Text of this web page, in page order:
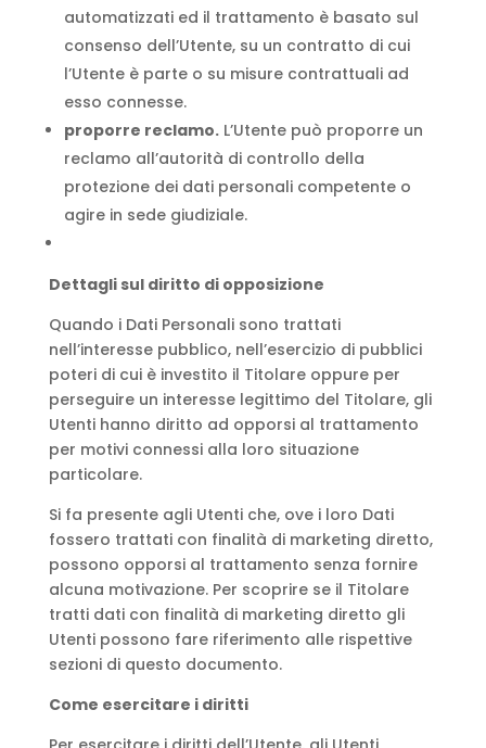
automatizzati ed il trattamento è basato sul
consenso dell’Utente, su un contratto di cui
l’Utente è parte o su misure contrattuali ad
esso connesse.
proporre reclamo.L’Utente può proporre un
reclamo all’autorità di controllo della
protezione dei dati personali competente o
agire in sede giudiziale.
Dettagli sul diritto di opposizione
Quando i Dati Personali sono trattati
nell’interesse pubblico, nell’esercizio di pubblici
poteri di cui è investito il Titolare oppure per
perseguire un interesse legittimo del Titolare, gli
Utenti hanno diritto ad opporsi al trattamento
per motivi connessi alla loro situazione
particolare.
Si fa presente agli Utenti che, ove i loro Dati
fossero trattati con finalità di marketing diretto,
possono opporsi al trattamento senza fornire
alcuna motivazione. Per scoprire se il Titolare
tratti dati con finalità di marketing diretto gli
Utenti possono fare riferimento alle rispettive
sezioni di questo documento.
Come esercitare i diritti